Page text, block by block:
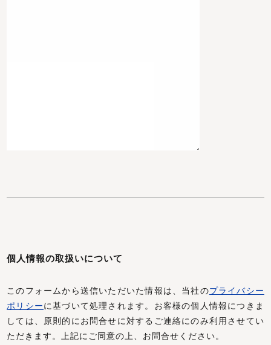
個人情報の取扱いについて
このフォームから送信いただいた情報は、当社のプライバシー
ポリシーに基づいて処理されます。お客様の個人情報につきま
しては、原則的にお問合せに対するご連絡にのみ利用させてい
ただきます。上記にご同意の上、お問合せください。